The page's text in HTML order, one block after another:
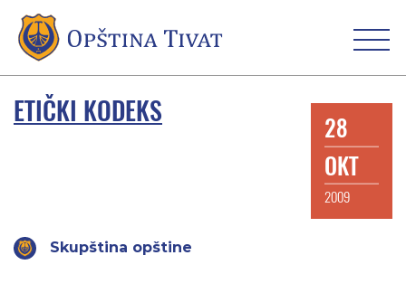
ETIČKI KODEKS
28
OKT
2009
Skupština opštine